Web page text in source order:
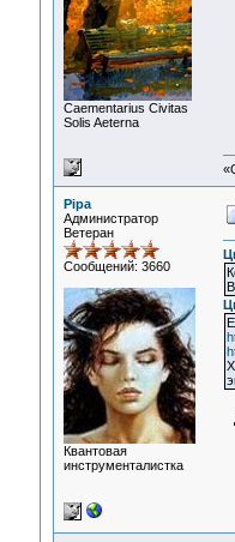
Сaementarius Civitas
Solis Aeterna
Pipa
Администратор
Ветеран
Сообщений: 3660
Квантовая
инструменталистка